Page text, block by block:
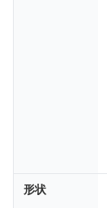
形状